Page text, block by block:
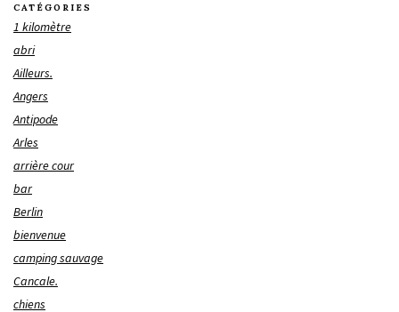
CATÉGORIES
1 kilomètre
abri
Ailleurs.
Angers
Antipode
Arles
arrière cour
bar
Berlin
bienvenue
camping sauvage
Cancale.
chiens